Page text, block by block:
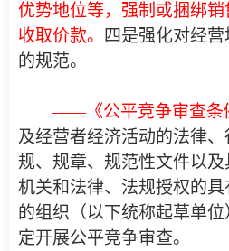
优势地位等，强制或捆绑
收取价款。
四是强化对经
的规范。
——《公平竞争审查条
及经营者经济活动的法律
规、规章、规范性文件以
机关和法律、法规授权的
的组织（以下统称起草单
定开展公平竞争审查。